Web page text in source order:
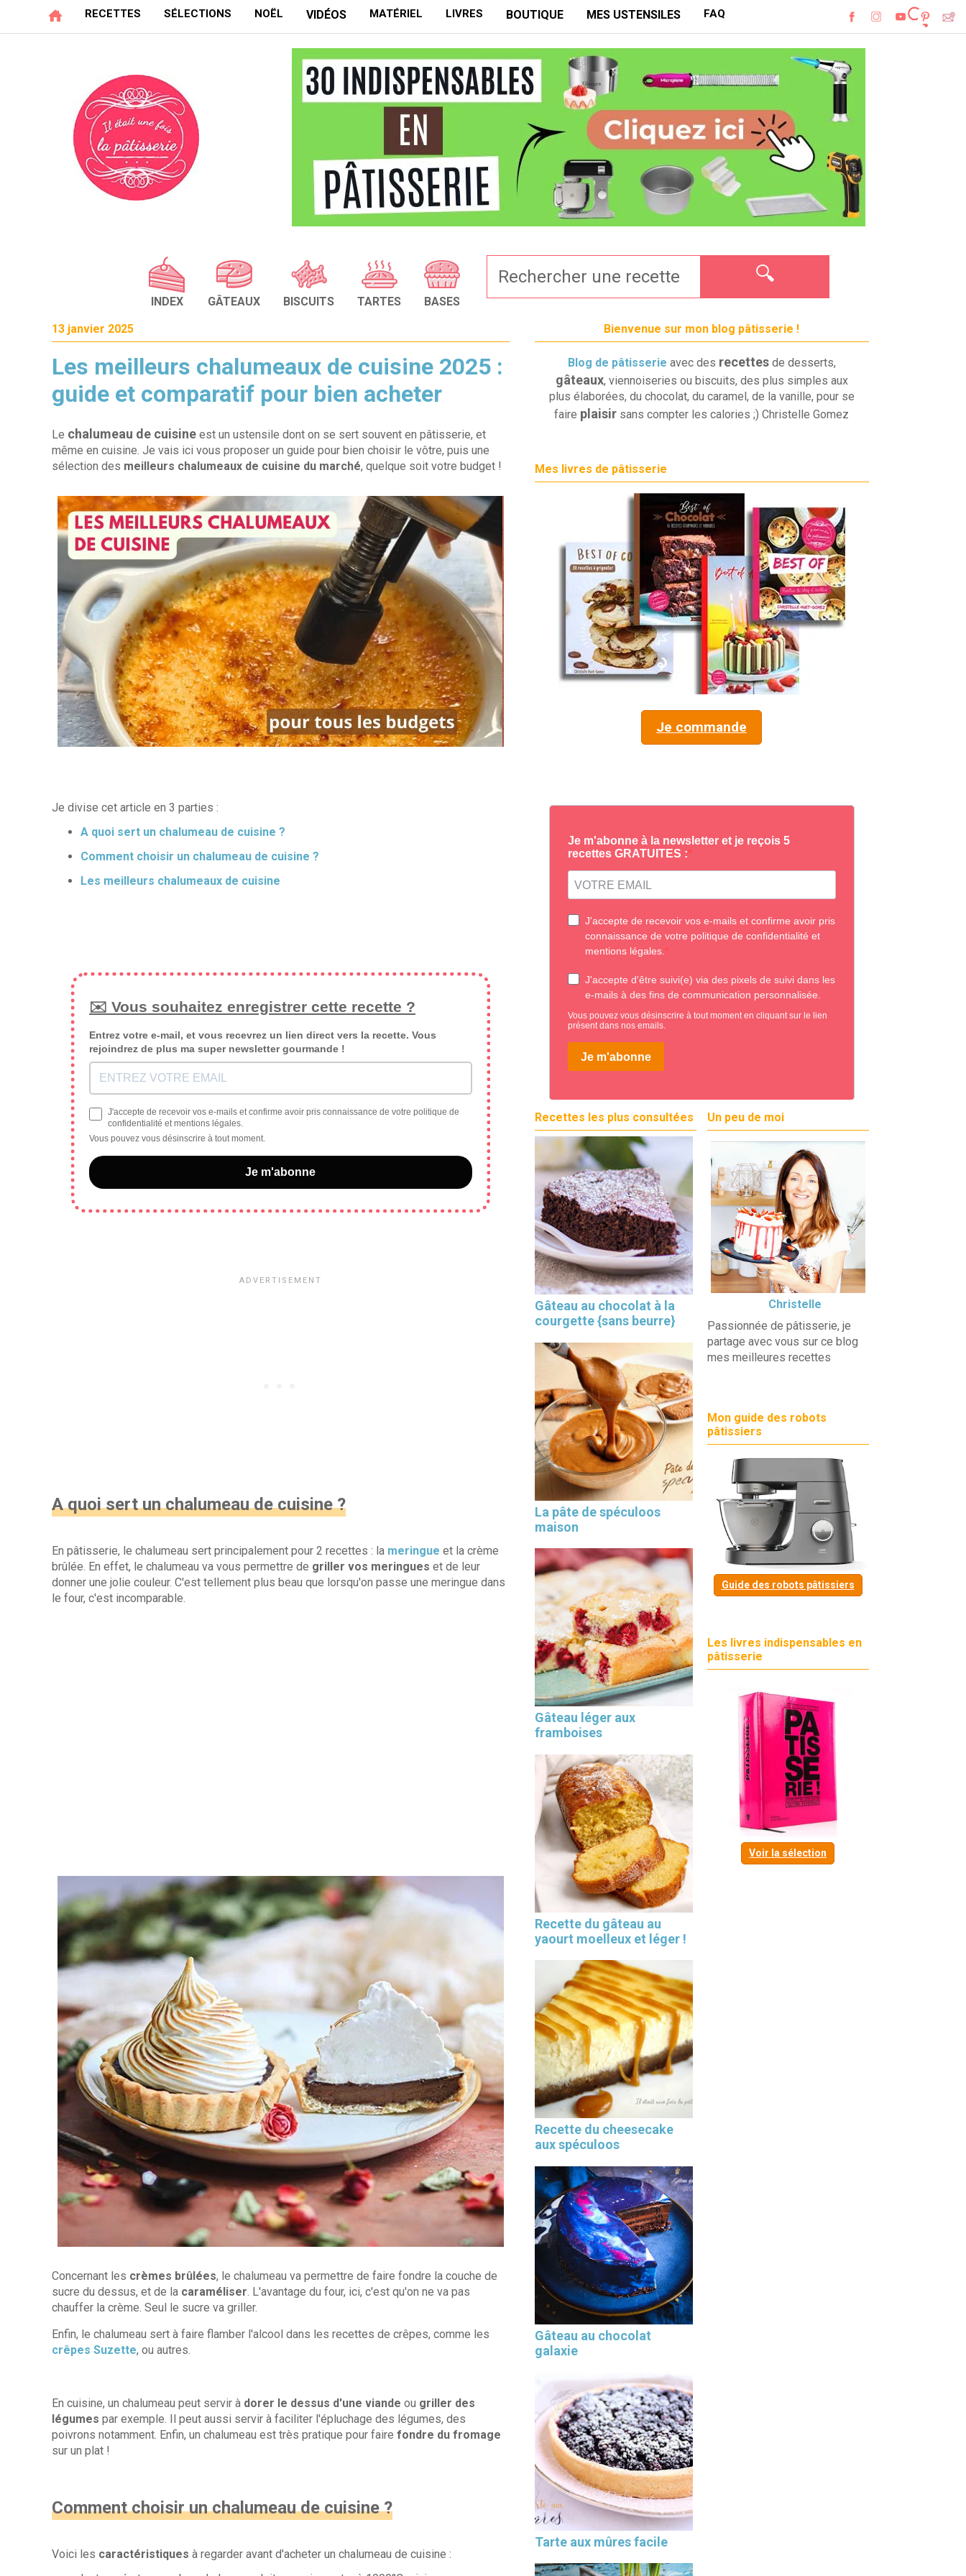
RECETTES SÉLECTIONS NOËL VIDÉOS MATÉRIEL LIVRES BOUTIQUE MES USTENSILES FAQ
INDEX GÂTEAUX BISCUITS TARTES BASES
🔍
13 janvier 2025
Les meilleurs chalumeaux de cuisine 2025 :
guide et comparatif pour bien acheter
Le chalumeau de cuisine est un ustensile dont on se sert souvent en pâtisserie, et
même en cuisine. Je vais ici vous proposer un guide pour bien choisir le vôtre, puis une
sélection des meilleurs chalumeaux de cuisine du marché, quelque soit votre budget !
Je divise cet article en 3 parties :
A quoi sert un chalumeau de cuisine ?
Comment choisir un chalumeau de cuisine ?
Les meilleurs chalumeaux de cuisine
✉️ Vous souhaitez enregistrer cette recette ?
Entrez votre e-mail, et vous recevrez un lien direct vers la recette. Vous
rejoindrez de plus ma super newsletter gourmande !
J'accepte de recevoir vos e-mails et confirme avoir pris connaissance de votre politique de
confidentialité et mentions légales.
Vous pouvez vous désinscrire à tout moment.
Je m'abonne
A quoi sert un chalumeau de cuisine ?
En pâtisserie, le chalumeau sert principalement pour 2 recettes : la meringue et la crème
brûlée. En effet, le chalumeau va vous permettre de griller vos meringues et de leur
donner une jolie couleur. C'est tellement plus beau que lorsqu'on passe une meringue dans
le four, c'est incomparable.
Concernant les crèmes brûlées, le chalumeau va permettre de faire fondre la couche de
sucre du dessus, et de la caraméliser . L'avantage du four, ici, c'est qu'on ne va pas
chauffer la crème. Seul le sucre va griller.
Enfin, le chalumeau sert à faire flamber l'alcool dans les recettes de crêpes, comme les
crêpes Suzette, ou autres.
En cuisine, un chalumeau peut servir à dorer le dessus d'une viande ou griller des
légumes par exemple. Il peut aussi servir à faciliter l'épluchage des légumes, des
poivrons notamment. Enfin, un chalumeau est très pratique pour faire fondre du fromage
sur un plat !
Comment choisir un chalumeau de cuisine ?
Voici les caractéristiques à regarder avant d'acheter un chalumeau de cuisine :
Bienvenue sur mon blog pâtisserie !
Blog de pâtisserie avec des recettes de desserts,
gâteaux, viennoiseries ou biscuits, des plus simples aux
plus élaborées, du chocolat, du caramel, de la vanille, pour se
faire plaisir sans compter les calories ;) Christelle Gomez
Mes livres de pâtisserie
Je commande
Recettes les plus consultées
Gâteau au chocolat à la
courgette {sans beurre}
La pâte de spéculoos
maison
Gâteau léger aux
framboises
Recette du gâteau au
yaourt moelleux et léger !
Recette du cheesecake
aux spéculoos
Gâteau au chocolat
galaxie
Tarte aux mûres facile
Un peu de moi
Christelle
Passionnée de pâtisserie, je
partage avec vous sur ce blog
mes meilleures recettes
Mon guide des robots
pâtissiers
Guide des robots pâtissiers
Les livres indispensables en
pâtisserie
Voir la sélection
×
Les 30 outils indispensables
EN PÂTISSERIE